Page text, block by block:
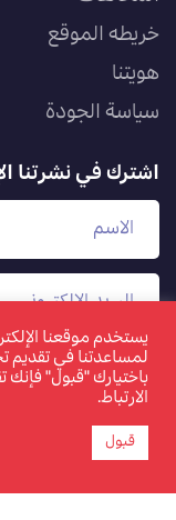
خريطه الموقع
هويتنا
سياسة الجودة
اشترك في نشرتنا
لمساعدتنا في تقديم
باختيارك "قبول"
الارتباط.
قبول